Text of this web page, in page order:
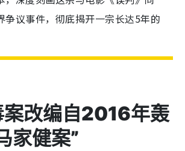
争议事件，彻底揭开一宗长达5年的
案改编自2016年轰
家健案”